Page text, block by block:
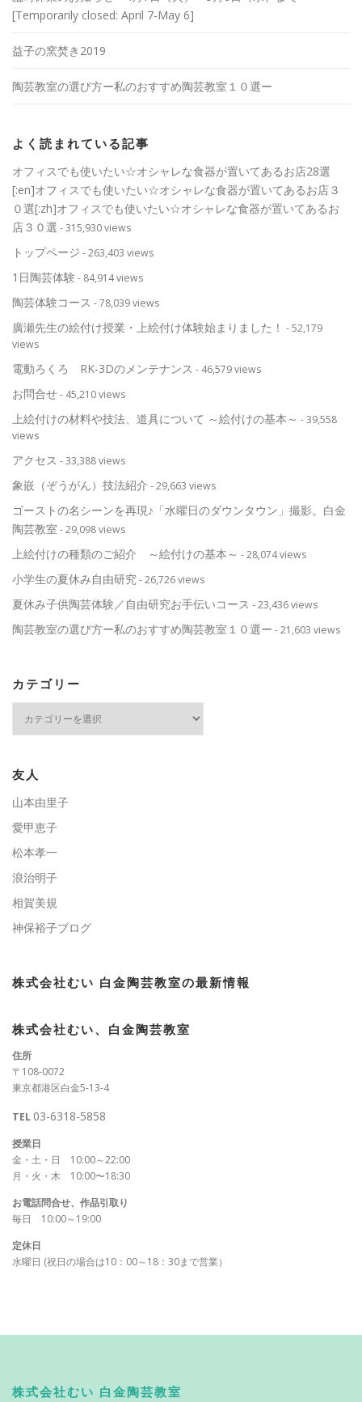
[Temporarily closed: April 7-May 6]
益子の窯焚き2019
陶芸教室の選び方ー私のおすすめ陶芸教室１０選ー
よく読まれている記事
オフィスでも使いたい☆オシャレな食器が置いてあるお店28選
[:en]オフィスでも使いたい☆オシャレな食器が置いてあるお店３
０選[:zh]オフィスでも使いたい☆オシャレな食器が置いてあるお
店３０選 - 315,930 views
トップページ - 263,403 views
1日陶芸体験 - 84,914 views
陶芸体験コース - 78,039 views
廣瀬先生の絵付け授業・上絵付け体験始まりました！ - 52,179
views
電動ろくろ RK-3Dのメンテナンス - 46,579 views
お問合せ- 45,210 views
上絵付けの材料や技法、道具について ～絵付けの基本～ - 39,558
views
アクセス - 33,388 views
象嵌（ぞうがん）技法紹介 - 29,663 views
ゴーストの名シーンを再現♪「水曜日のダウンタウン」撮影。白金
陶芸教室 - 29,098 views
上絵付けの種類のご紹介 ～絵付けの基本～ - 28,074 views
小学生の夏休み自由研究- 26,726 views
夏休み子供陶芸体験／自由研究お手伝いコース - 23,436 views
陶芸教室の選び方ー私のおすすめ陶芸教室１０選ー - 21,603 views
カテゴリー
ー
友人
山本由里子
愛甲恵子
松本孝一
浪治明子
相賀美規
神保裕子ブログ
株式会社むい 白金陶芸教室の最新情報
株式会社むい、白金陶芸教室
住所
〒108-0072
東京都港区白金5-13-4
TEL 03-6318-5858
授業日
金・土・日 10:00～22:00
月・火・木 10:00〜18:30
お電話問合せ、作品引取り
毎日 10:00～19:00
定休日
水曜日 (祝日の場合は10：00～18：30まで営業）
株式会社むい 白金陶芸教室